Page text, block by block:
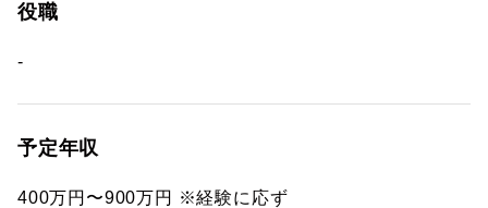
役職
-
予定年収
400万円〜900万円 ※経験に応ず